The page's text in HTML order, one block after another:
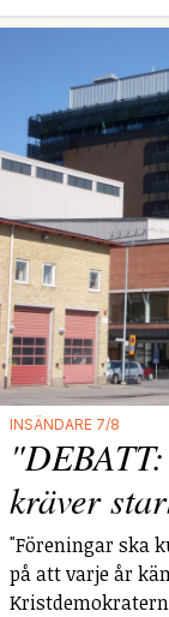
INSÄNDARE 7/8
kräver
"Föreningar ska
på att varje år